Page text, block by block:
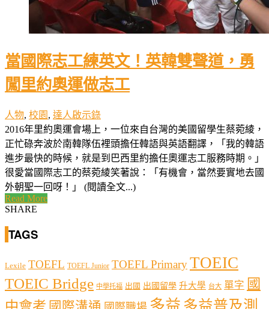
當國際志工練英文！英韓雙聲道，勇
闖里約奧運做志工
人物, 校園 , 達人啟示錄
2016年里約奧運會場上，一位來自台灣的美國留學生蔡菀綾，
正忙碌奔波於南韓隊伍裡頭擔任韓語與英語翻譯，「我的韓語
進步最快的時候，就是到巴西里約擔任奧運志工服務時期。」
很愛當國際志工的蔡菀綾笑著說：「有機會，當然要實地去國
外朝聖一回呀！」 (閱讀全文...)
Read More
SHARE
TAGS
Lexile TOEFL TOEFL Junior TOEFL PrimaryTOEIC
TOEIC Bridge 中學托福 出國 出國留學 升大學 台大 單字 國
中會考
多益 多益普及測